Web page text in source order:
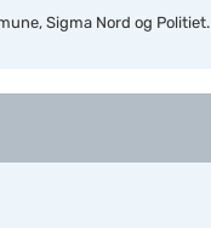
Sigma Nord og Politiet.